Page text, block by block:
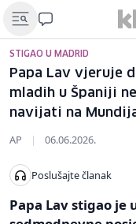
STIGAO U MADRID
Papa Lav vjeruje
mladih u Španiji
navijati na
AP | 06.06.2026.
Poslušajte članak
Papa Lav stigao je